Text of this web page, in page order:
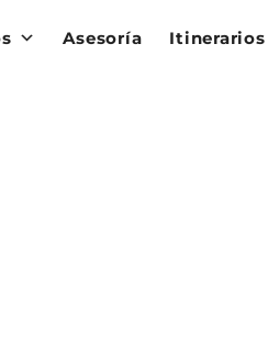
Asesoría